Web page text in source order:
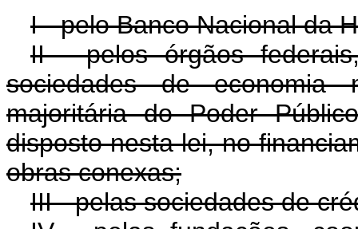
I - pelo Banco Nacional da
II - pelos órgãos
sociedades de
majoritária do Poder
disposto nesta lei, no
obras conexas;
III - pelas sociedades de